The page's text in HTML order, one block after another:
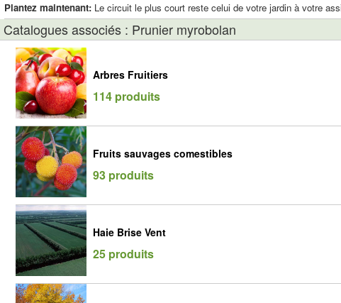
Plantez maintenant: Le circuit le plus court reste celui de votre jardin à votre
Catalogues associés : Prunier myrobolan
Arbres Fruitiers
114 produits
Fruits sauvages comestibles
93 produits
Haie Brise Vent
25 produits